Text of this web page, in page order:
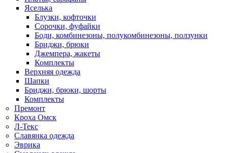
Яселька
Блузки, кофточки
Сорочки, фуфайки
Боди, комбинезоны, полукомбинезоны, ползунки
Бриджи, брюки
Джемпера, жакеты
Комплекты
Верхняя одежда
Шапки
Бриджи, брюки, шорты
Комплекты
Премонт
Кроха Омск
Л-Текс
Славянка одежда
Эврика